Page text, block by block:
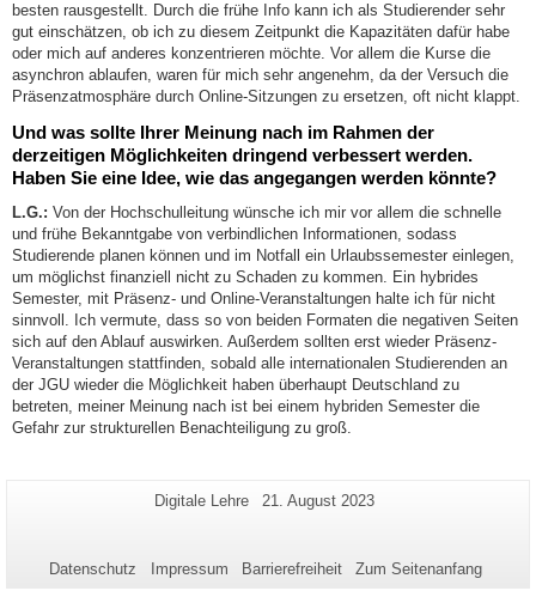
besten rausgestellt. Durch die frühe Info kann ich als Studierender sehr
gut einschätzen, ob ich zu diesem Zeitpunkt die Kapazitäten dafür habe
oder mich auf anderes konzentrieren möchte. Vor allem die Kurse die
asynchron ablaufen, waren für mich sehr angenehm, da der Versuch die
Präsenzatmosphäre durch Online-Sitzungen zu ersetzen, oft nicht klappt.
Und was sollte Ihrer Meinung nach im Rahmen der
derzeitigen Möglichkeiten dringend verbessert werden.
Haben Sie eine Idee, wie das angegangen werden könnte?
L.G.: Von der Hochschulleitung wünsche ich mir vor allem die schnelle
und frühe Bekanntgabe von verbindlichen Informationen, sodass
Studierende planen können und im Notfall ein Urlaubssemester einlegen,
um möglichst finanziell nicht zu Schaden zu kommen. Ein hybrides
Semester, mit Präsenz- und Online-Veranstaltungen halte ich für nicht
sinnvoll. Ich vermute, dass so von beiden Formaten die negativen Seiten
sich auf den Ablauf auswirken. Außerdem sollten erst wieder Präsenz-
Veranstaltungen stattfinden, sobald alle internationalen Studierenden an
der JGU wieder die Möglichkeit haben überhaupt Deutschland zu
betreten, meiner Meinung nach ist bei einem hybriden Semester die
Gefahr zur strukturellen Benachteiligung zu groß.
Zusätzliche
dieser
Seiten-
Digitale Lehre
Letzte
21. August 2023
Datenschutz Impressum Barrierefreiheit Zum Seitenanfang